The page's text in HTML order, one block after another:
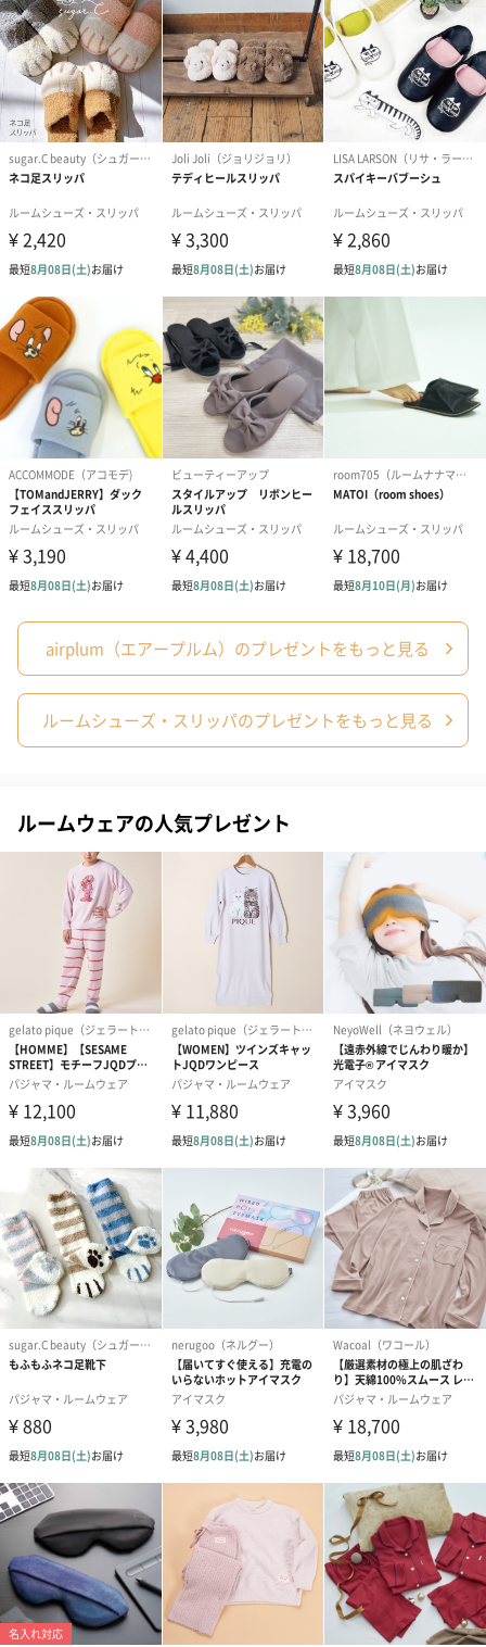
サイズ展開
・37（適応サイズ：～約23.5cm）
・39（適応サイズ：～約24.5cm）
素材／繊維
甲：ポリエステル
中：綿、ポリエステル
底：発泡ポリウレタン
外装サイズ
幅12cm×縦28cm×高さ9cm
お手入れ方法
手洗いにて洗濯可（30℃以下の水洗い）
商品オプション情報
紙袋
お渡し用の紙袋です。
商品に合わせたサイズをお届けします。
あり（280円）
メッセージカード（通常・写真・グリーティング）
メッセージカードや封筒のデザインは一部変更する場合がありま
す。
写真付きメッセージカ
ード（680円）
写真付きメッセージカ
ード（Thank you）ピ
ンク（680円）
【誕生日】
Birthday ホワ
刷なし）（
ラッピング
ギフトラッピングを施してお届けします。
コットン巾着 【誕生
日】（グレー）L（600
コットン巾着 【誕生
日】（スモーキーピン
コットン巾着
とう】 L（600
生花
生花のブーケを同梱します。
※9-15時にご注文いただく場合、最短のお届け可能日が通常より
も1日遅くなります。
airplum（エアープルム）のプレゼントをもっと見る
ルームシューズ・スリッパのプレゼントをもっと見る
ルームウェアの人気プレゼント